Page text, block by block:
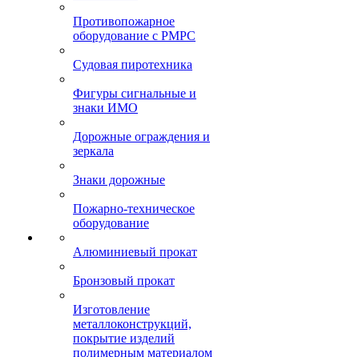
Противопожарное
оборудование с РМРС
Судовая пиротехника
Фигуры сигнальные и
знаки ИМО
Дорожные ограждения и
зеркала
Знаки дорожные
Пожарно-техническое
оборудование
Алюминиевый прокат
Бронзовый прокат
Изготовление
металлоконструкций,
покрытие изделий
полимерным материалом